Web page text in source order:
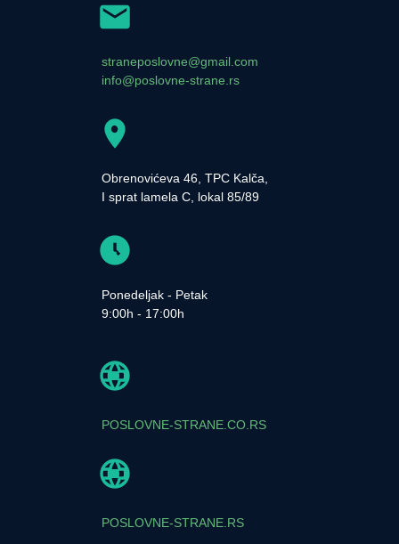
straneposlovne@gmail.com
info@poslovne-strane.rs
Obrenovićeva 46, TPC Kalča,
I sprat lamela C, lokal 85/89
Ponedeljak - Petak
9:00h - 17:00h
POSLOVNE-STRANE.CO.RS
POSLOVNE-STRANE.RS